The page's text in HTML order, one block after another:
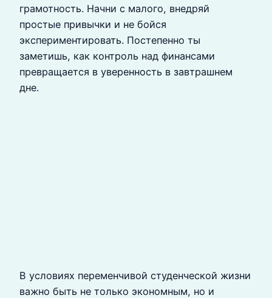
грамотность. Начни с малого, внедряй
простые привычки и не бойся
экспериментировать. Постепенно ты
заметишь, как контроль над финансами
превращается в уверенность в завтрашнем
дне.
В условиях переменчивой студенческой жизни
важно быть не только экономным, но и